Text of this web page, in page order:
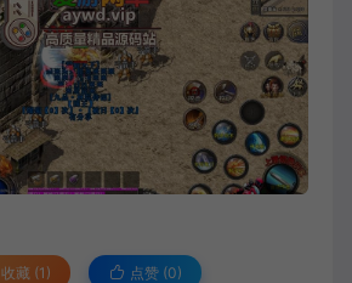
收藏 (1) 点赞 (0)